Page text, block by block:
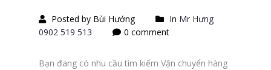
Posted by Bùi Hướng In Mr Hưng
0902 519 513
0 comment
Bạn đang có nhu cầu tìm kiếm Vận chuyển hàng